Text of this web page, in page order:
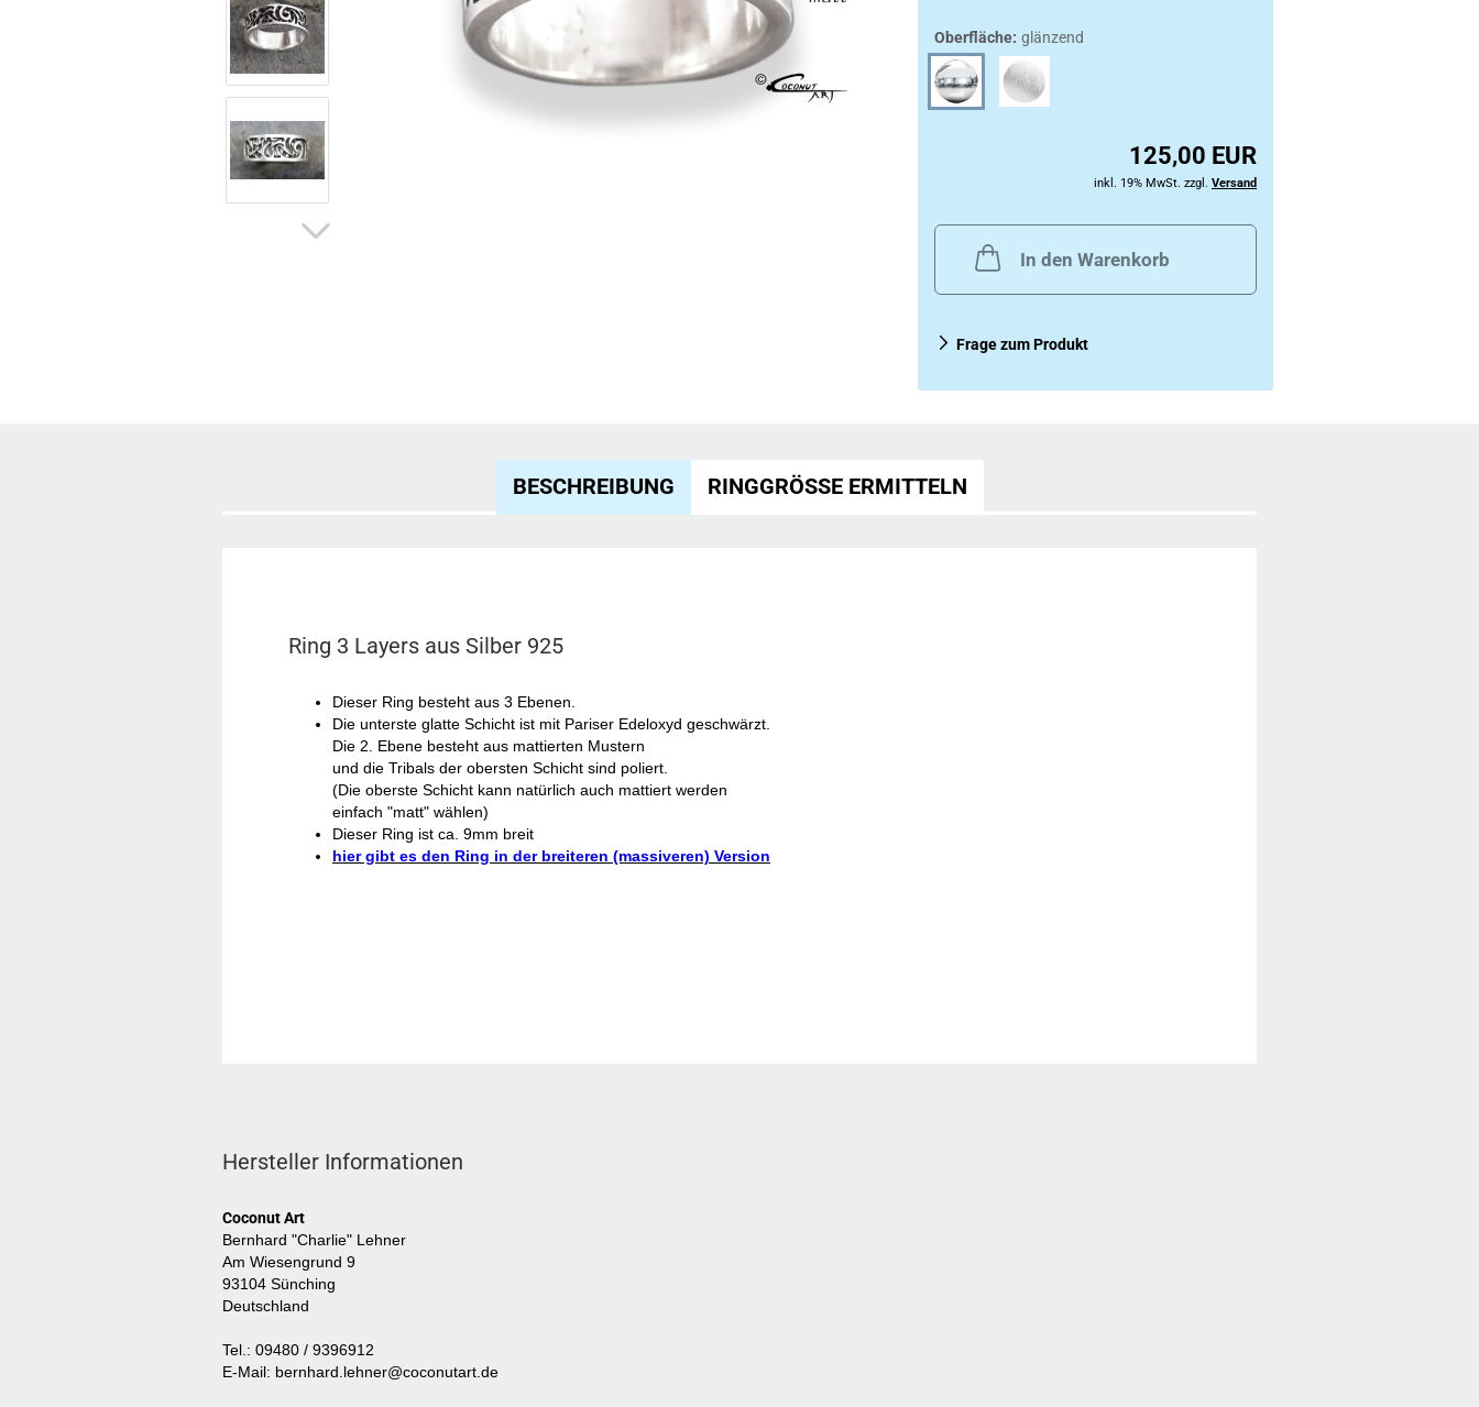
Oberfläche: glänzend
125,00 EUR
inkl. 19% MwSt. zzgl. Versand
In den Warenkorb
Frage zum Produkt
BESCHREIBUNG RINGGRÖSSE ERMITTELN
Ring 3 Layers aus Silber 925
Dieser Ring besteht aus 3 Ebenen.
Die unterste glatte Schicht ist mit Pariser Edeloxyd geschwärzt.
Die 2. Ebene besteht aus mattierten Mustern
und die Tribals der obersten Schicht sind poliert.
(Die oberste Schicht kann natürlich auch mattiert werden
einfach "matt" wählen)
Dieser Ring ist ca. 9mm breit
hier gibt es den Ring in der breiteren (massiveren) Version
Hersteller Informationen
Coconut Art
Bernhard "Charlie" Lehner
Am Wiesengrund 9
93104 Sünching
Deutschland
Tel.: 09480 / 9396912
E-Mail: bernhard.lehner@coconutart.de